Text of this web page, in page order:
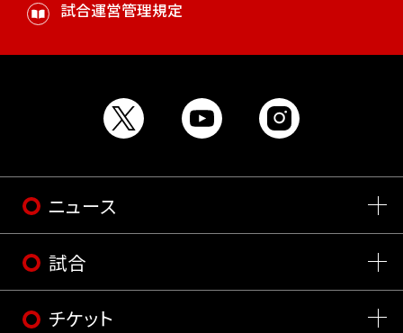
試合運営管理規定
ニュース
試合
チケット